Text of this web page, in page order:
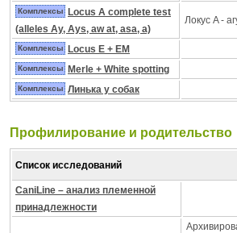
Комплексы
Locus A complete test
(alleles Ay, Ays, aw at, asa, a)
Локус A -
Комплексы Locus E + EM
Комплексы Merle + White spotting
Комплексы Линька у собак
Профилирование и pодительство
Список исследований
CaniLine – анализ племенной
принадлежности